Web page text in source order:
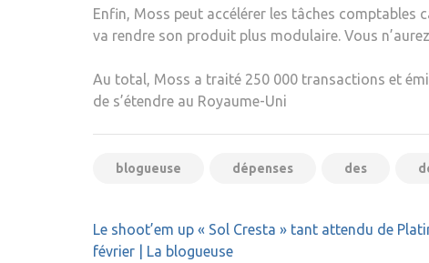
Enfin, Moss peut accélérer les tâches comptables
va rendre son produit plus modulaire. Vous
Au total, Moss a traité 250 000 transactions et
de s’étendre au Royaume-Uni
blogueuse dépenses des
Navigation
de
Le shoot’em up « Sol Cresta » tant attendu de
février | La blogueuse